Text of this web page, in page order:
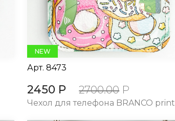
NEW
Арт. 8473
2450 Р 2700.00 Р
Чехол для телефона BRANCO print